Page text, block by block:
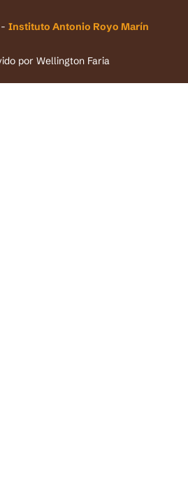
Instituto Antonio Royo Marín
por Wellington Faria